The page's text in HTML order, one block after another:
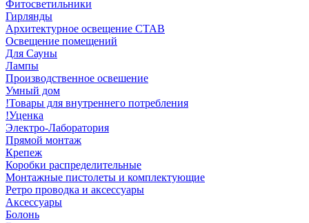
Фитосветильники
Гирлянды
Архитектурное освещение СТАВ
Освещение помещений
Для Сауны
Лампы
Производственное освешение
Умный дом
!Товары для внутреннего потребления
!Уценка
Электро-Лаборатория
Прямой монтаж
Крепеж
Коробки распределительные
Монтажные пистолеты и комплектующие
Ретро проводка и аксессуары
Аксессуары
Болонь